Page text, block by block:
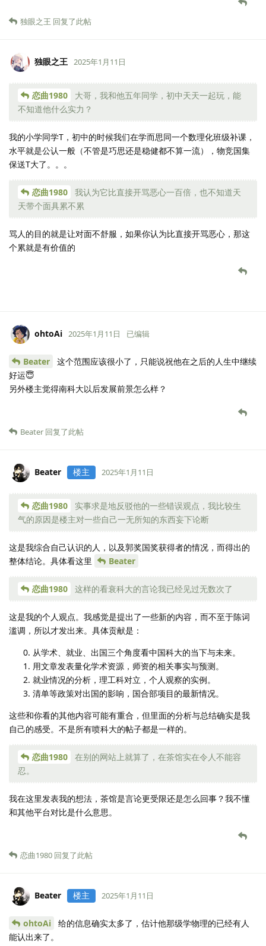
独眼之王 回复了此帖
独眼之王 2025年1月11日
恋曲1980
大哥，我和他五年同学，初中天天一起玩，能
不知道他什么实力？
我的小学同学T，初中的时候我们在学而思同一个数理化班级补课，
水平就是公认一般（不管是巧思还是稳健都不算一流），物竞国集
保送T大了。。。
恋曲1980
我认为它比直接开骂恶心一百倍，也不知道天
天带个面具累不累
骂人的目的就是让对面不舒服，如果你认为比直接开骂恶心，那这
个累就是有价值的
ohtoAi 2025年1月11日 已编辑
Beater
这个范围应该很小了，只能说祝他在之后的人生中继续
好运😇
另外楼主觉得南科大以后发展前景怎么样？
Beater 回复了此帖
Beater 楼主 2025年1月11日
恋曲1980
实事求是地反驳他的一些错误观点，我比较生
气的原因是楼主对一些自己一无所知的东西妄下论断
这是我综合自己认识的人，以及郭奖国奖获得者的情况，而得出的
整体结论。具体看这里
Beater
恋曲1980 这样的看衰科大的言论我已经见过无数次了
这是我的个人观点。我感觉是提出了一些新的内容，而不至于陈词
滥调，所以才发出来。具体贡献是：
从学术、就业、出国三个角度看中国科大的当下与未来。
用文章发表量化学术资源，师资的相关事实与预测。
就业情况的分析，理工科对立，个人观察的实例。
清单等政策对出国的影响，国合部项目的最新情况。
这些和你看的其他内容可能有重合，但里面的分析与总结确实是我
自己的感受。不是所有喷科大的帖子都是一样的。
恋曲1980
在别的网站上就算了，在茶馆实在令人不能容
忍。
我在这里发表我的想法，茶馆是言论更受限还是怎么回事？我不懂
和其他平台对比是什么意思。
恋曲1980 回复了此帖
Beater 楼主 2025年1月11日
ohtoAi
给的信息确实太多了，估计他那级学物理的已经有人
能认出来了。